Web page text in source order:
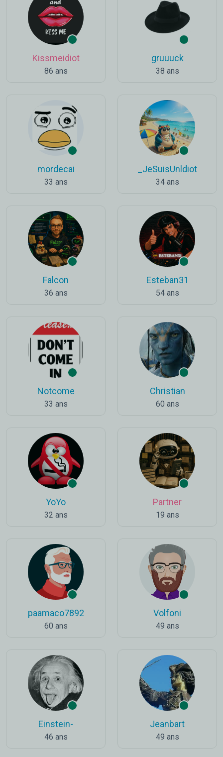
Kissmeidiot
86 ans
gruuuck
38 ans
mordecai
33 ans
_JeSuisUnldiot
34 ans
Falcon
36 ans
Esteban31
54 ans
Notcome
33 ans
Christian
60 ans
YoYo
32 ans
Partner
19 ans
paamaco7892
60 ans
Volfoni
49 ans
Einstein-
46 ans
Jeanbart
49 ans